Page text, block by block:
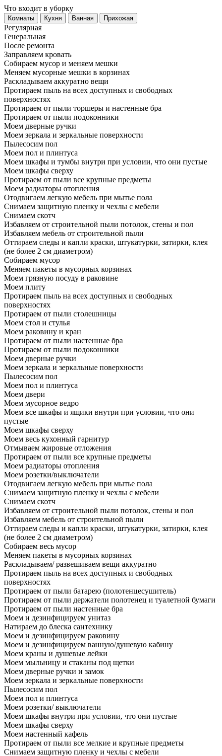
Что входит в уборку
Регу­лярная
Гене­ральная
После ремонта
Заправляем кровать
Собираем мусор и меняем мешки
Меняем мусорные мешки в корзинах
Раскладываем аккуратно вещи
Протираем пыль на всех доступных и свободных
поверхностях
Протираем от пыли торшеры и настенные бра
Протираем от пыли подоконники
Моем дверные ручки
Моем зеркала и зеркальные поверхности
Пылесосим пол
Моем пол и плинтуса
Моем шкафы и тумбы внутри при условии, что они пустые
Моем шкафы сверху
Протираем от пыли все крупные предметы
Моем радиаторы отопления
Отодвигаем легкую мебель при мытье пола
Снимаем защитную пленку и чехлы с мебели
Снимаем скотч
Избавляем от строительной пыли потолок, стены и пол
Избавляем мебель от строительной пыли
Оттираем следы и капли краски, штукатурки, затирки, клея
(не более 2 см диаметром)
Собираем мусор
Меняем пакеты в мусорных корзинах
Моем грязную посуду в раковине
Моем плиту
Протираем пыль на всех доступных и свободных
поверхностях
Протираем от пыли столешницы
Моем стол и стулья
Моем раковину и кран
Протираем от пыли настенные бра
Протираем от пыли подоконники
Моем дверные ручки
Моем зеркала и зеркальные поверхности
Пылесосим пол
Моем пол и плинтуса
Моем двери
Моем мусорное ведро
Моем все шкафы и ящики внутри при условии, что они
пустые
Моем шкафы сверху
Моем весь кухонный гарнитур
Отмываем жировые отложения
Протираем от пыли все крупные предметы
Моем радиаторы отопления
Моем розетки/выключатели
Отодвигаем легкую мебель при мытье пола
Снимаем защитную пленку и чехлы с мебели
Снимаем скотч
Избавляем от строительной пыли потолок, стены и пол
Избавляем мебель от строительной пыли
Оттираем следы и капли краски, штукатурки, затирки, клея
(не более 2 см диаметром)
Собираем весь мусор
Меняем пакеты в мусорных корзинах
Раскладываем/ развешиваем вещи аккуратно
Протираем пыль на всех доступных и свободных
поверхностях
Протираем от пыли батарею (полотенцесушитель)
Протираем от пыли держатели полотенец и туалетной бумаги
Протираем от пыли настенные бра
Моем и дезинфицируем унитаз
Натираем до блеска сантехнику
Моем и дезинфицируем раковину
Моем и дезинфицируем ванную/душевую кабину
Моем краны и душевые лейки
Моем мыльницу и стаканы под щетки
Моем дверные ручки и замок
Моем зеркала и зеркальные поверхности
Пылесосим пол
Моем пол и плинтуса
Моем розетки/ выключатели
Моем шкафы внутри при условии, что они пустые
Моем шкафы сверху
Моем настенный кафель
Протираем от пыли все мелкие и крупные предметы
Снимаем защитную пленку и чехлы с мебели